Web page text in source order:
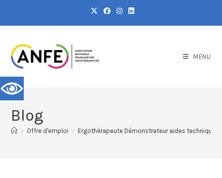
MENU
Blog
> Offre d'emploi > Ergothérapeute Démonstrateur aides techniques